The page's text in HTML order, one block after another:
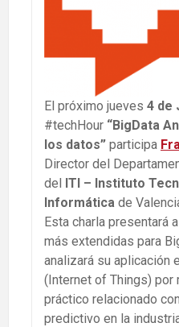
El próximo jueves 4 de
#techHour “BigData
los datos” participa
Director del
del ITI – Instituto
Informática de
Esta charla presentará
más extendidas para
analizará su aplicación
(Internet of Things) por
práctico relacionado
predictivo en la